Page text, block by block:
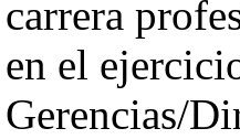
carrera
en el
Gerencias/